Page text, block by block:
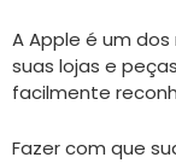
A Apple é um
suas lojas e
facilmente
Fazer com que